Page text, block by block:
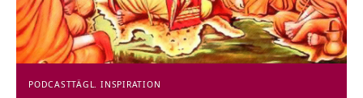
PODCASTTÄGL. INSPIRATION